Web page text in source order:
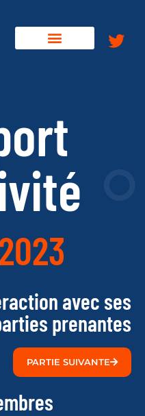
avec ses
prenantes
PARTIE SUIVANTE